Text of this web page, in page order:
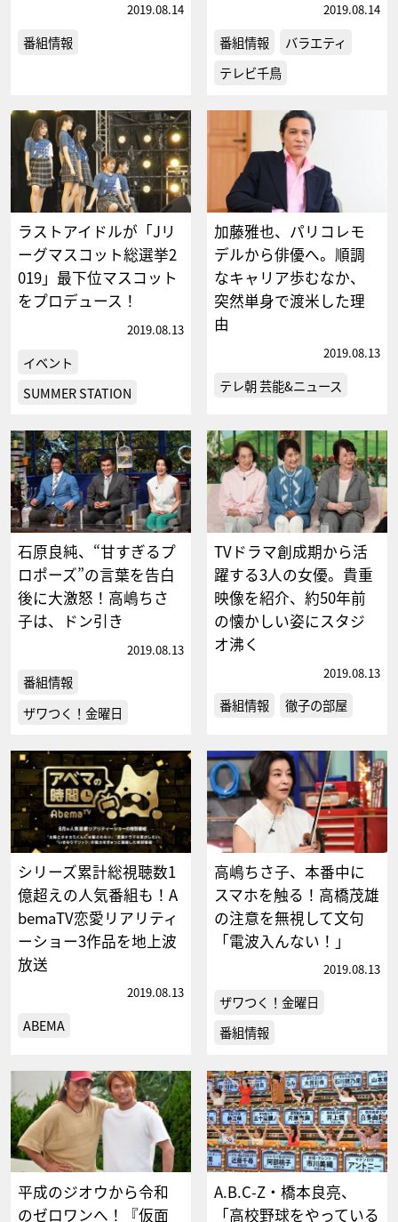
2019.08.14
番組情報
2019.08.14
番組情報
バラエティ
テレビ千鳥
ラストアイドルが「Jリ
ーグマスコット総選挙2
019」最下位マスコット
をプロデュース！
2019.08.13
イベント
SUMMER STATION
加藤雅也、パリコレモ
デルから俳優へ。順調
なキャリア歩むなか、
突然単身で渡米した理
由
2019.08.13
テレ朝 芸能&ニュース
石原良純、“甘すぎるプ
ロポーズ”の言葉を告白
後に大激怒！高嶋ちさ
子は、ドン引き
2019.08.13
番組情報
ザワつく！金曜日
TVドラマ創成期から活
躍する3人の女優。貴重
映像を紹介、約50年前
の懐かしい姿にスタジ
オ沸く
2019.08.13
番組情報 徹子の部屋
シリーズ累計総視聴数1
億超えの人気番組も！A
bemaTV恋愛リアリティ
ーショー3作品を地上波
放送
2019.08.13
ABEMA
高嶋ちさ子、本番中に
スマホを触る！高橋茂雄
の注意を無視して文句
「電波入んない！」
2019.08.13
ザワつく！金曜日
番組情報
平成のジオウから令和
のゼロワンへ！『仮面
A.B.C-Z・橋本良亮、
「高校野球をやっている